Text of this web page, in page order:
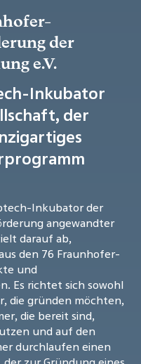
der
e.V.
Inkubator
der
Inkubator der
angewandter
darauf ab,
den 76 Fraunhofer-
und
Es richtet sich sowohl
die gründen möchten,
die bereit sind,
und auf den
durchlaufen einen